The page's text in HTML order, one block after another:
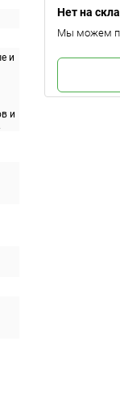
и
и
Нет на
Мы можем